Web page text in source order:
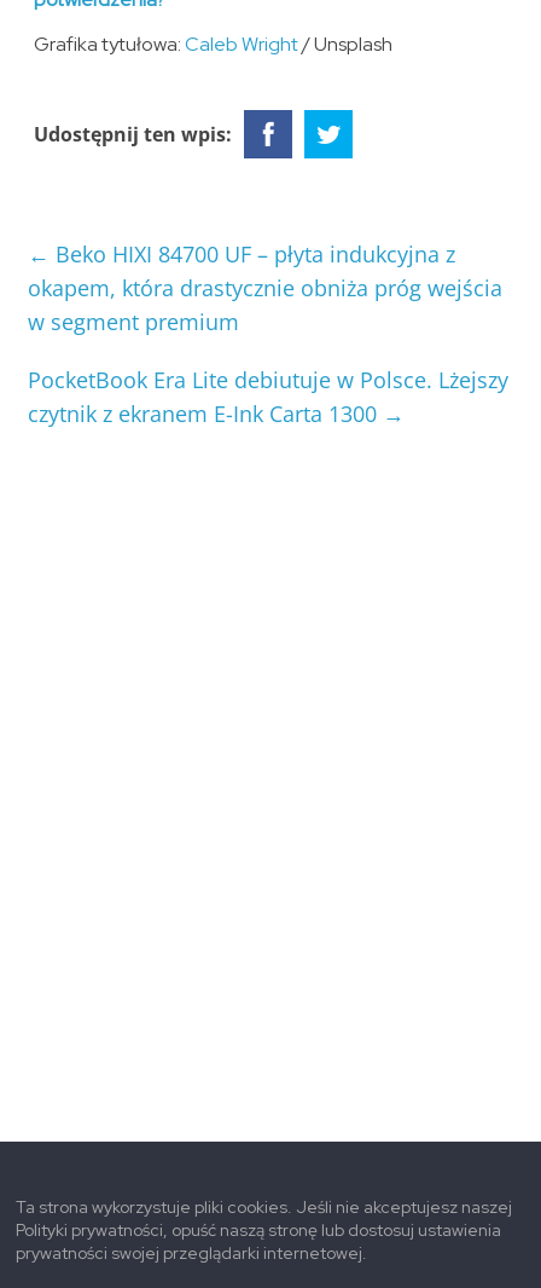
Grafika tytułowa:Caleb Wright/ Unsplash
Udostępnij ten wpis:
← Beko HIXI 84700 UF – płyta indukcyjna z
okapem, która drastycznie obniża próg wejścia
w segment premium
PocketBook Era Lite debiutuje w Polsce. Lżejszy
czytnik z ekranem E-Ink Carta 1300 →
Ta strona wykorzystuje pliki cookies. Jeśli nie akceptujesz naszej
Polityki prywatności, opuść naszą stronę lub dostosuj ustawienia
prywatności swojej przeglądarki internetowej.